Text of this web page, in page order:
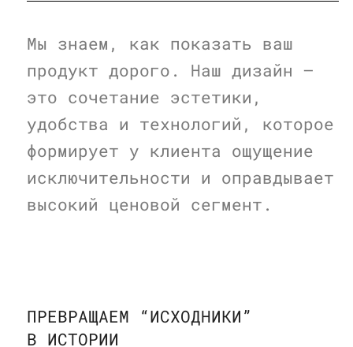
Мы знаем, как показать ваш
продукт дорого. Наш дизайн —
это сочетание эстетики,
удобства и технологий, которое
формирует у клиента ощущение
исключительности и оправдывает
высокий ценовой сегмент.
ПРЕВРАЩАЕМ “ИСХОДНИКИ”
В ИСТОРИИ